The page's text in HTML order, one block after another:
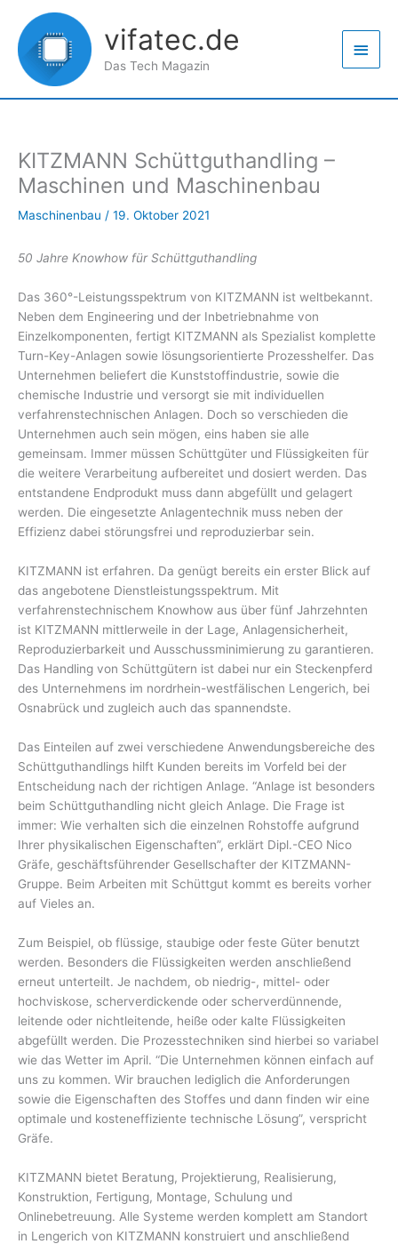
Inhalt
springen
vifatec.de
Das Tech Magazin
KITZMANN Schüttguthandling –
Maschinen und Maschinenbau
Maschinenbau / 19. Oktober 2021
50 Jahre Knowhow für Schüttguthandling
Das 360°-Leistungsspektrum von KITZMANN ist weltbekannt.
Neben dem Engineering und der Inbetriebnahme von
Einzelkomponenten, fertigt KITZMANN als Spezialist komplette
Turn-Key-Anlagen sowie lösungsorientierte Prozesshelfer. Das
Unternehmen beliefert die Kunststoffindustrie, sowie die
chemische Industrie und versorgt sie mit individuellen
verfahrenstechnischen Anlagen. Doch so verschieden die
Unternehmen auch sein mögen, eins haben sie alle
gemeinsam. Immer müssen Schüttgüter und Flüssigkeiten für
die weitere Verarbeitung aufbereitet und dosiert werden. Das
entstandene Endprodukt muss dann abgefüllt und gelagert
werden. Die eingesetzte Anlagentechnik muss neben der
Effizienz dabei störungsfrei und reproduzierbar sein.
KITZMANN ist erfahren. Da genügt bereits ein erster Blick auf
das angebotene Dienstleistungsspektrum. Mit
verfahrenstechnischem Knowhow aus über fünf Jahrzehnten
ist KITZMANN mittlerweile in der Lage, Anlagensicherheit,
Reproduzierbarkeit und Ausschussminimierung zu garantieren.
Das Handling von Schüttgütern ist dabei nur ein Steckenpferd
des Unternehmens im nordrhein-westfälischen Lengerich, bei
Osnabrück und zugleich auch das spannendste.
Das Einteilen auf zwei verschiedene Anwendungsbereiche des
Schüttguthandlings hilft Kunden bereits im Vorfeld bei der
Entscheidung nach der richtigen Anlage. “Anlage ist besonders
beim Schüttguthandling nicht gleich Anlage. Die Frage ist
immer: Wie verhalten sich die einzelnen Rohstoffe aufgrund
Ihrer physikalischen Eigenschaften”, erklärt Dipl.-CEO Nico
Gräfe, geschäftsführender Gesellschafter der KITZMANN-
Gruppe. Beim Arbeiten mit Schüttgut kommt es bereits vorher
auf Vieles an.
Zum Beispiel, ob flüssige, staubige oder feste Güter benutzt
werden. Besonders die Flüssigkeiten werden anschließend
erneut unterteilt. Je nachdem, ob niedrig-, mittel- oder
hochviskose, scherverdickende oder scherverdünnende,
leitende oder nichtleitende, heiße oder kalte Flüssigkeiten
abgefüllt werden. Die Prozesstechniken sind hierbei so variabel
wie das Wetter im April. “Die Unternehmen können einfach auf
uns zu kommen. Wir brauchen lediglich die Anforderungen
sowie die Eigenschaften des Stoffes und dann finden wir eine
optimale und kosteneffiziente technische Lösung”, verspricht
Gräfe.
KITZMANN bietet Beratung, Projektierung, Realisierung,
Konstruktion, Fertigung, Montage, Schulung und
Onlinebetreuung. Alle Systeme werden komplett am Standort
in Lengerich von KITZMANN konstruiert und anschließend